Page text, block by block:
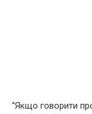
“Якщо говорити